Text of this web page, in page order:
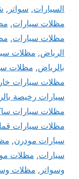
السيارات, سواتر ,
مظلات سيارات,
مظلات سيارات,
الرياض, مظلات
بالرياض, مظلات
مظلات سيارات
سيارات رخيصة
مظلات سيارات
مظلات سيارات
سيارات مودرن,
سيارات, مظلات
وسواتر , مظلات